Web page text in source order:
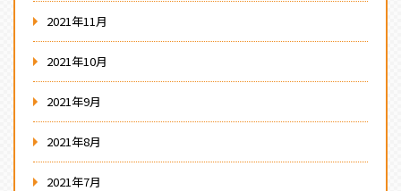
2021年11月
2021年10月
2021年9月
2021年8月
2021年7月